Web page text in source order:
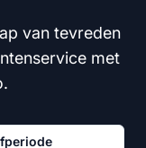
van tevreden
met